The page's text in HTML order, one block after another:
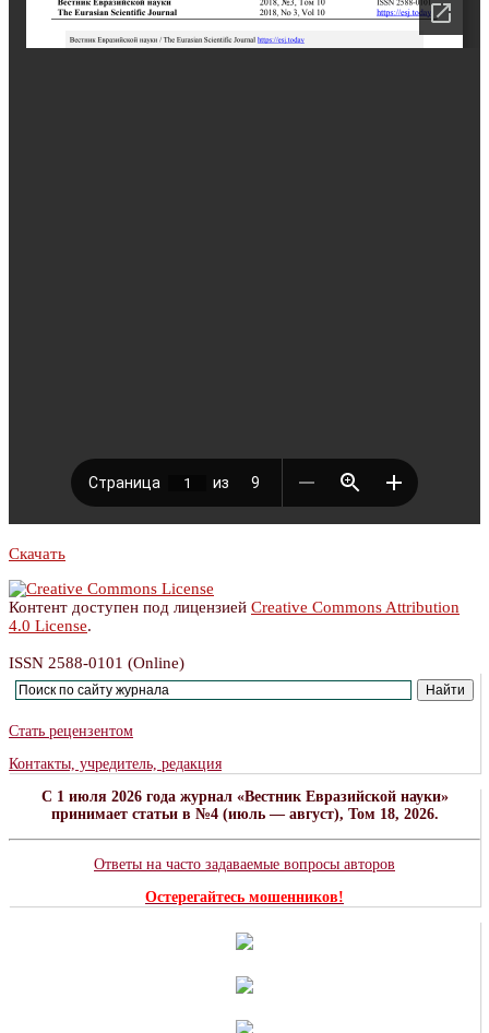
Скачать
Контент доступен под лицензией Creative Commons Attribution
4.0 License.
ISSN 2588-0101 (Online)
Стать рецензентом
Контакты, учредитель, редакция
C 1 июля 2026 года журнал «Вестник Евразийской науки»
принимает статьи в №4 (июль — август), Том 18, 2026.
Ответы на часто задаваемые вопросы авторов
Остерегайтесь мошенников!